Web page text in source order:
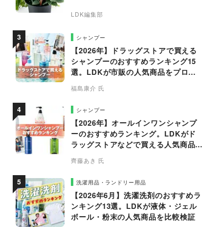
LDK編集部
シャンプー
【2026年】ドラッグストアで買える
シャンプーのおすすめランキング15
選。LDKが市販の人気商品をプロと
福島康介 氏
シャンプー
【2026年】オールインワンシャンプ
ーのおすすめランキング。LDKがド
ラッグストアなどで買える人気商品を
齊藤あき 氏
洗濯用品・ランドリー用品
【2026年6月】洗濯洗剤のおすすめラ
ンキング13選。LDKが液体・ジェル
ボール・粉末の人気商品を比較検証